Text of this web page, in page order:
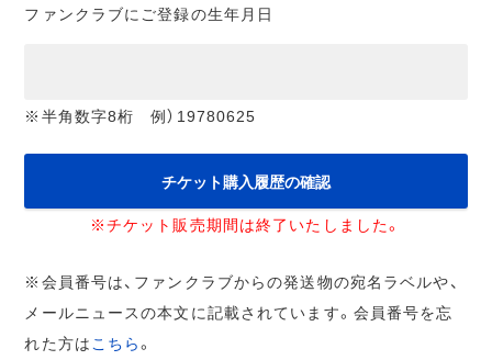
ファンクラブにご登録の生年月日
※半角数字8桁 例）19780625
チケット購入履歴の確認
※チケット販売期間は終了いたしました。
※会員番号は、ファンクラブからの発送物の宛名ラベルや、
メールニュースの本文に記載されています。会員番号を忘
れた方は こちら。